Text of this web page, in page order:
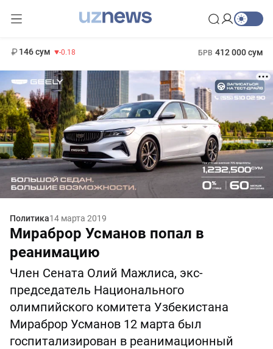
146 сум -0.18 БРВ 412 000 сум
Политика14 марта 2019
Мираброр Усманов попал в
реанимацию
Член Сената Олий Мажлиса, экс-
председатель Национального
олимпийского комитета Узбекистана
Мираброр Усманов 12 марта был
госпитализирован в реанимационный